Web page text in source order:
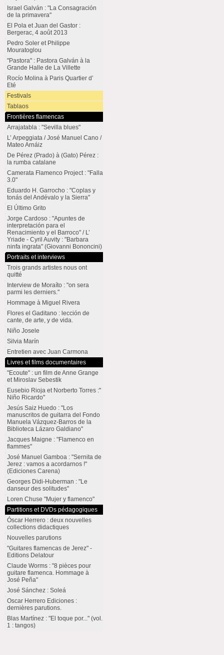
Israel Galván : "La Consagración
de la primavera"
El Pola et Juan del Gastor :
Bergerac, 4 août 2013
Pedro Soler et Philippe
Mouratoglou
"Pastora" : Pastora Galván à la
Grande Halle de La Villette
Rocío Molina à Paris Quartier d’
Eté
Festivals
Tablaos
Frontières flamencas
Arrajatabla : "Sevilla blues"
L’ Arpeggiata / José Manuel Cano /
Mateo Arnáiz
De Pérez (Prado) à (Gato) Pérez :
la rumba catalane
Camerata Flamenco Project : "Falla
3.0"
Eduardo H. Garrocho : "Coplas y
tonás del Andévalo y la Sierra"
El Último Grito
Jorge Cardoso : "Apuntes de
interpretación para el
Renacimiento y el Barroco" / L’
Yriade - Cyril Auvity : "Barbara
ninfa ingrata" (Giovanni Bononcini)
Portraits et interviews
Trois grands artistes nous ont
quitté
Interview de Moraíto : "on sera
parmi les derniers."
Hommage à Miguel Rivera
Flores el Gaditano : lección de
cante, de arte, y de vida.
Niño Josele
Silvia Marín
Entretien avec Juan Carmona
Livres et films documentaires
"Ecoute" : un film de Anne Grange
et Miroslav Sebestik
Eusebio Rioja et Norberto Torres :"
Niño Ricardo"
Jesús Saiz Huedo : "Los
manuscritos de guitarra del Fondo
Manuela Vázquez-Barros de la
Biblioteca Lázaro Galdiano"
Jacques Maigne : "Flamenco en
flammes"
José Manuel Gamboa : "Sernita de
Jerez : vamos a acordarnos !"
(Ediciones Carena)
Georges Didi-Huberman : "Le
danseur des solitudes"
Loren Chuse "Mujer y flamenco"
Partitions et DVDs pédagogiques
Óscar Herrero : deux nouvelles
collections didactiques
Nouvelles parutions
"Guitares flamencas de Jerez" -
Editions Delatour
Claude Worms : "8 pièces pour
guitare flamenca. Hommage à
José Peña"
José Sánchez : Soleá
Oscar Herrero Ediciones :
dernières parutions.
Blas Martínez : "El toque por..." (vol.
1 : tangos)